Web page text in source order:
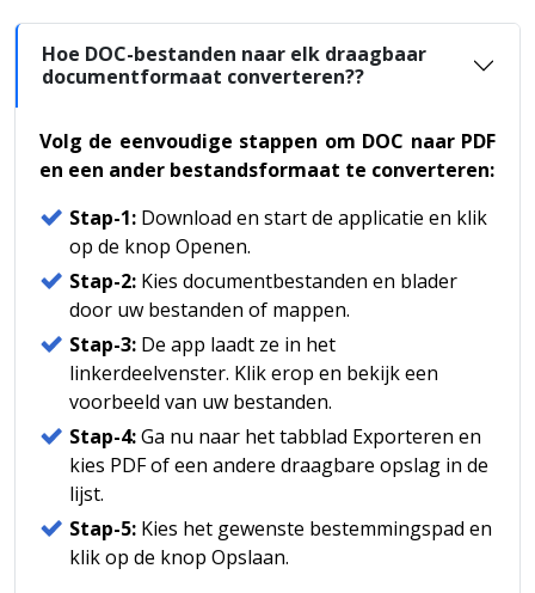
Hoe DOC-bestanden naar elk draagbaar
documentformaat converteren??
Volg de eenvoudige stappen om DOC naar PDF
en een ander bestandsformaat te converteren:
Stap-1: Download en start de applicatie en klik
op de knop Openen.
Stap-2: Kies documentbestanden en blader
door uw bestanden of mappen.
Stap-3: De app laadt ze in het
linkerdeelvenster. Klik erop en bekijk een
voorbeeld van uw bestanden.
Stap-4:Ga nu naar het tabblad Exporteren en
kies PDF of een andere draagbare opslag in de
lijst.
Stap-5: Kies het gewenste bestemmingspad en
klik op de knop Opslaan.